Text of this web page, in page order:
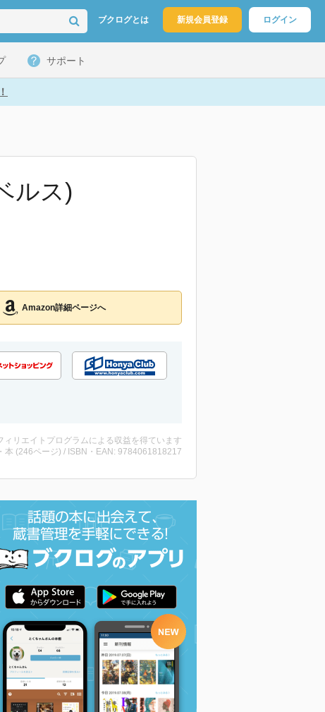
ブクログとは 新規会員登録 ログイン
サポート
ルス)
Amazon詳細ページへ
ィリエイトプログラムによる収益を得ています
本 (246ページ) / ISBN・EAN: 9784061818217